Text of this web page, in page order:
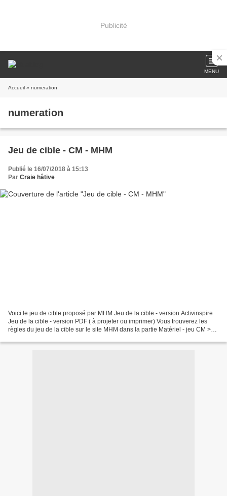
Publicité
MENU
Accueil » numeration
numeration
Jeu de cible - CM - MHM
Publié le 16/07/2018 à 15:13
Par Craie hâtive
Voici le jeu de cible proposé par MHM Jeu de la cible - version Activinspire
Jeu de la cible - version PDF ( à projeter ou imprimer) Vous trouverez les
règles du jeu de la cible sur le site MHM dans la partie Matériel - jeu CM >